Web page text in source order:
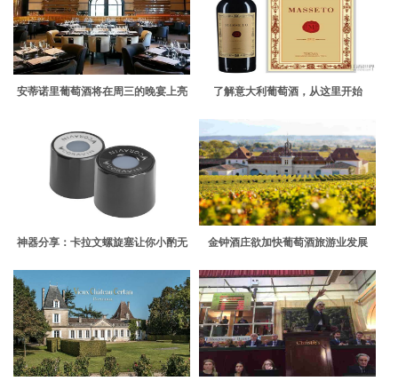
安蒂诺里葡萄酒将在周三的晚宴上亮
了解意大利葡萄酒，从这里开始
神器分享：卡拉文螺旋塞让你小酌无
金钟酒庄欲加快葡萄酒旅游业发展